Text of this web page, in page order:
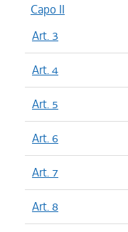
Capo II
Art. 3
Art. 4
Art. 5
Art. 6
Art. 7
Art. 8